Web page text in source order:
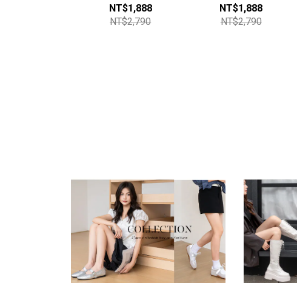
【924232902】
NT$1,888
NT$2,790
【924232902】
NT$1,888
NT$2,790